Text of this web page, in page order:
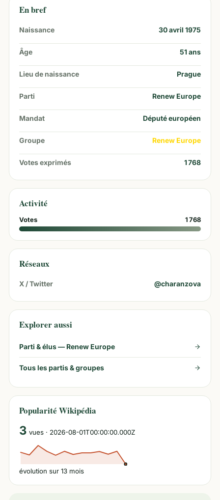
En bref
Naissance 30 avril 1975
Âge 51ans
Lieu de naissance Prague
Parti Renew Europe
Mandat Député européen
Groupe Renew Europe
Votes exprimés 1 768
Activité
Votes 1 768
Réseaux
X / Twitter @charanzova
Explorer aussi
Parti & élus — Renew Europe
Tous les partis & groupes
Popularité Wikipédia
3 vues · 2026-08-01T00:00:00.000Z
évolution sur 13 mois